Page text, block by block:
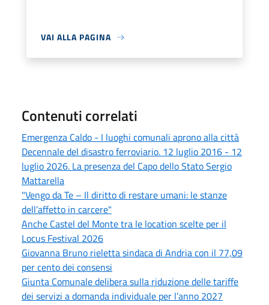
VAI ALLA PAGINA
Contenuti correlati
Emergenza Caldo - I luoghi comunali aprono alla città
Decennale del disastro ferroviario. 12 luglio 2016 - 12
luglio 2026. La presenza del Capo dello Stato Sergio
Mattarella
"Vengo da Te – Il diritto di restare umani: le stanze
dell’affetto in carcere"
Anche Castel del Monte tra le location scelte per il
Locus Festival 2026
Giovanna Bruno rieletta sindaca di Andria con il 77,09
per cento dei consensi
Giunta Comunale delibera sulla riduzione delle tariffe
dei servizi a domanda individuale per l’anno 2027